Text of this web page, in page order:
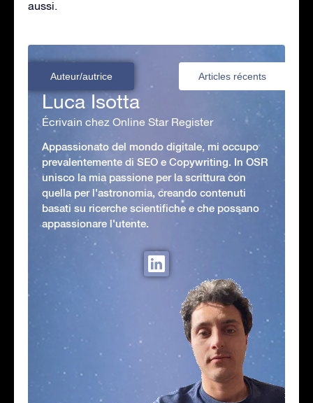
aussi.
Auteur/autrice Articles récents
Luca Isotta
Écrivain chez Online Star Register
Appassionato del mondo digitale, mi occupo
prevalentemente di SEO e Copywriting. In OSR
unisco la mia passione per la scrittura con
quella per l'astronomia, creando contenuti
basati su ricerche scientifiche e che possano
appassionare l'utente.